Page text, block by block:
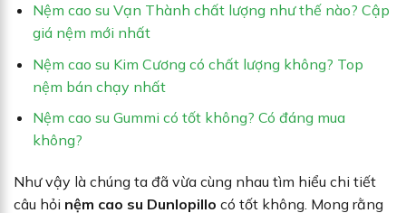
Nệm cao su Vạn Thành chất lượng như thế nào? Cập
giá nệm mới nhất
Nệm cao su Kim Cương có chất lượng không? Top
nệm bán chạy nhất
Nệm cao su Gummi có tốt không? Có đáng mua
không?
Như vậy là chúng ta đã vừa cùng nhau tìm hiểu chi tiết
câu hỏi nệm cao su Dunlopillo có tốt không. Mong rằng